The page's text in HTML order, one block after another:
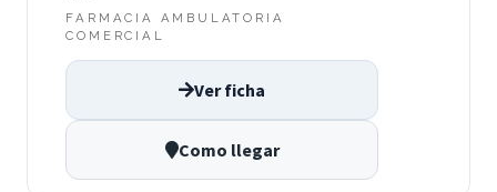
FARMACIA AMBULATORIA
COMERCIAL
Ver ficha
Como llegar